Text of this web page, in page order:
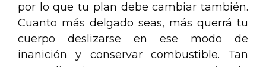
por lo que tu plan debe cambiar también.
Cuanto más delgado seas, más querrá tu
cuerpo deslizarse en ese modo de
inanición y conservar combustible. Tan